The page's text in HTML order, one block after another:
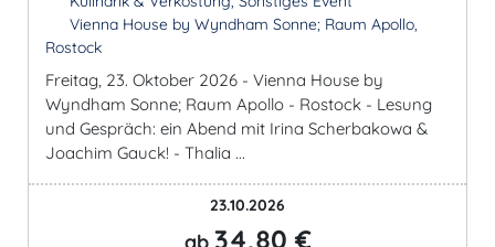
Vienna House by Wyndham Sonne; Raum Apollo,
Rostock
Freitag, 23. Oktober 2026 - Vienna House by
Wyndham Sonne; Raum Apollo - Rostock - Lesung
und Gespräch: ein Abend mit Irina Scherbakowa &
Joachim Gauck! - Thalia ...
23.10.2026
ab 34,80 €